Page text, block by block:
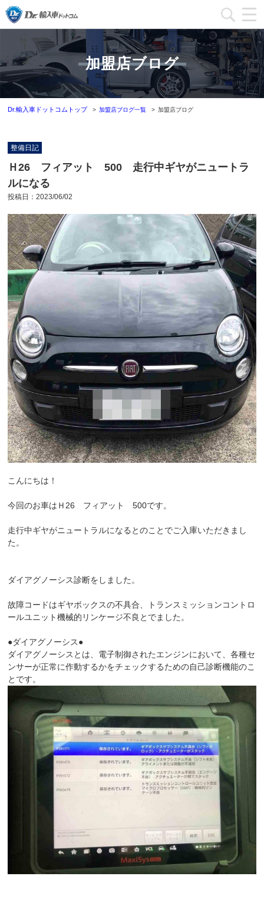
加盟店一覧
加盟店ブログ一覧
インフォメーション
加盟店募集
本部問い合わせ
加盟店ブログ
Dr.輸入車ドットコムトップ 加盟店ブログ一覧 加盟店ブログ
整備日記
Ｈ26 フィアット 500 走行中ギヤがニュートラ
ルになる
投稿日：2023/06/02
こんにちは！
今回のお車はＨ26 フィアット 500です。
走行中ギヤがニュートラルになるとのことでご入庫いただきまし
た。
ダイアグノーシス診断をしました。
故障コードはギヤボックスの不具合、トランスミッションコントロ
ールユニット機械的リンケージ不良とでました。
●ダイアグノーシス●
ダイアグノーシスとは、電子制御されたエンジンにおいて、各種セ
ンサーが正常に作動するかをチェックするための自己診断機能のこ
とです。